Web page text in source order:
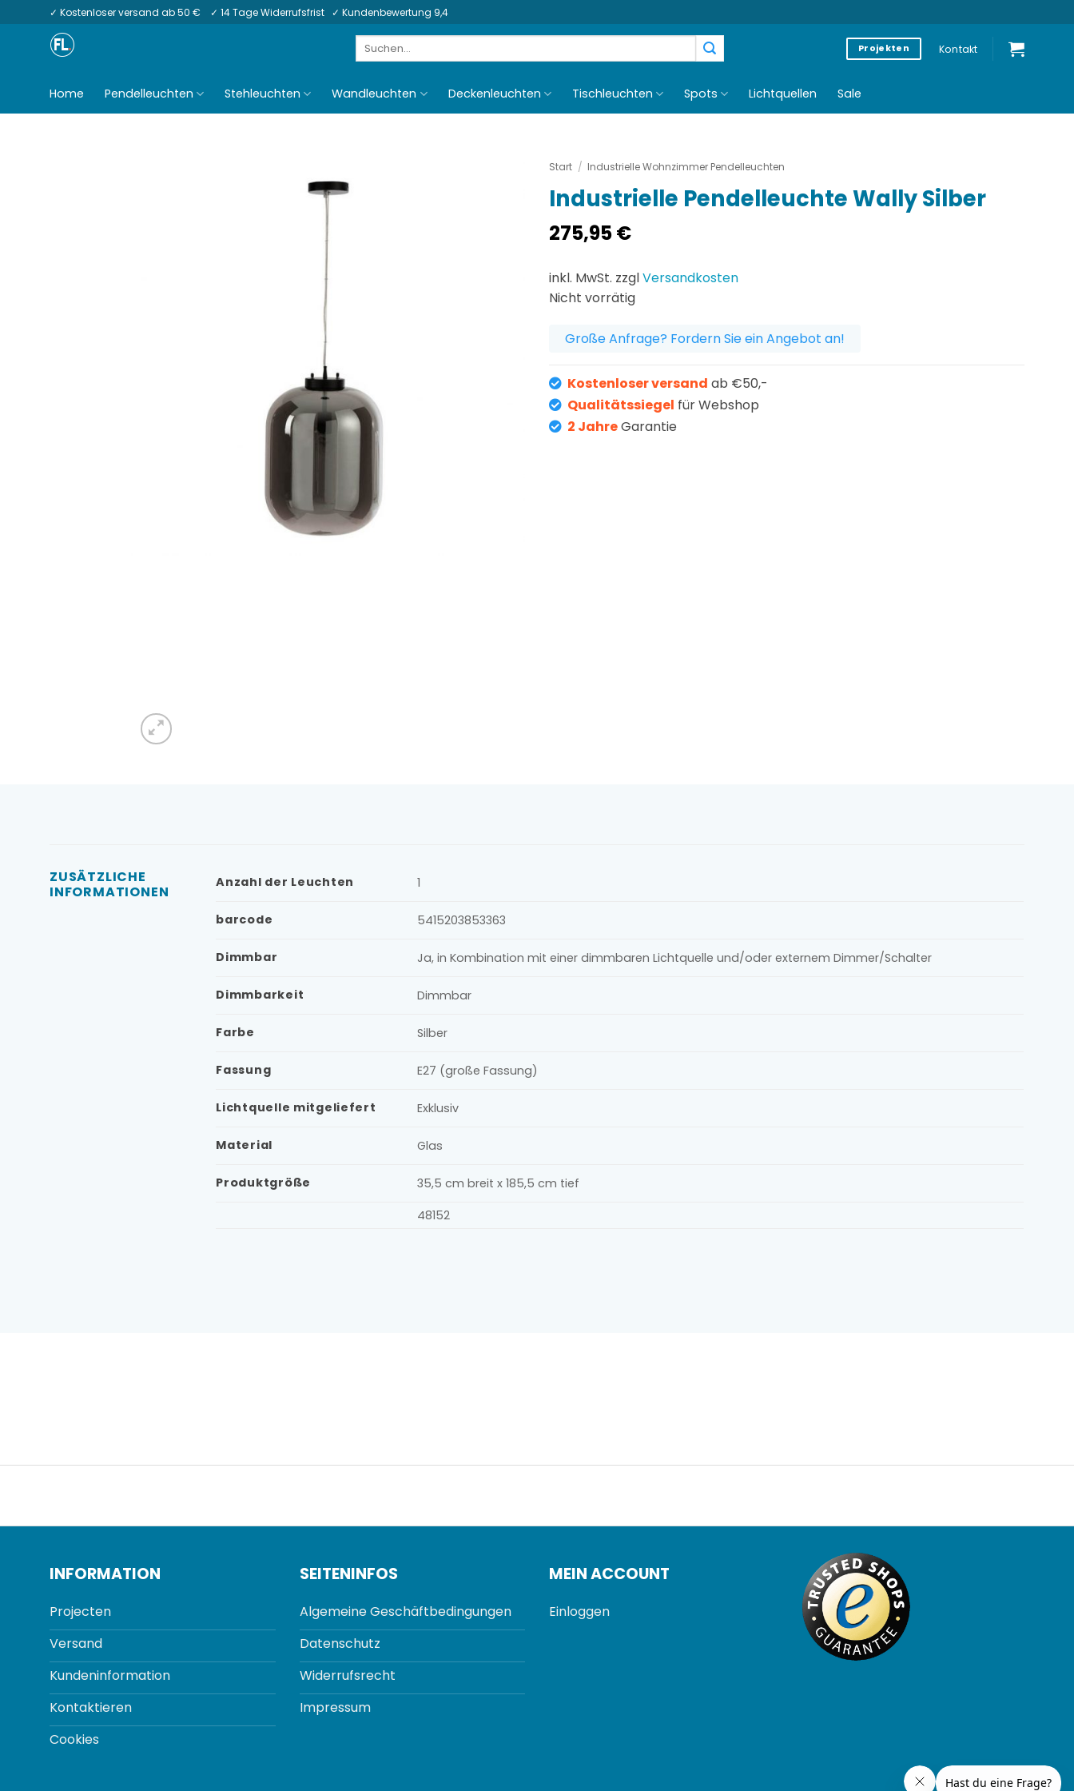
Inhalt
springen
✓ Kostenloser versand ab 50 € ✓ 14 Tage Widerrufsfrist ✓ Kundenbewertung 9,4
Suchen
Projekten Kontakt
Home Pendelleuchten Stehleuchten Wandleuchten Deckenleuchten Tischleuchten Spots Lichtquellen Sale
Start / Industrielle Wohnzimmer Pendelleuchten
Industrielle Pendelleuchte Wally Silber
275,95€
inkl. MwSt. zzglVersandkosten
Nicht vorrätig
Große Anfrage? Fordern Sie ein Angebot an!
Kostenloser versand ab €50,-
Qualitätssiegel für Webshop
2 JahreGarantie
ZUSÄTZLICHE
INFORMATIONEN
Anzahl der Leuchten 1
barcode 5415203853363
Dimmbar Ja, in Kombination mit einer dimmbaren Lichtquelle und/oder externem Dimmer/Schalter
Dimmbarkeit Dimmbar
Farbe Silber
Fassung E27 (große Fassung)
Lichtquelle mitgeliefert Exklusiv
Material Glas
Produktgröße
35,5 cm breit x 185,5 cm tief
48152
INFORMATION
Projecten
Versand
Kundeninformation
Kontaktieren
Cookies
SEITENINFOS
Algemeine Geschäftbedingungen
Datenschutz
Widerrufsrecht
Impressum
MEIN ACCOUNT
Einloggen